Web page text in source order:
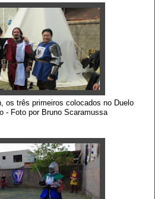
os três primeiros colocados no Duelo
- Foto por Bruno Scaramussa